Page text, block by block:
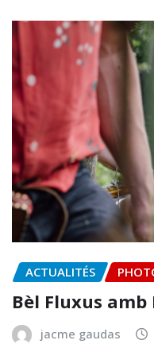
ACTUALITÉS
Bèl Fluxus amb
jacme gaudas